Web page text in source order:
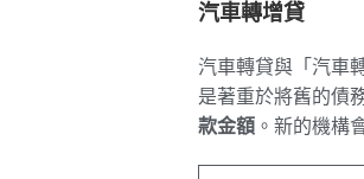
汽車轉增貸
汽車轉貸與「汽車
是著重於將舊的債
款金額。新的機構